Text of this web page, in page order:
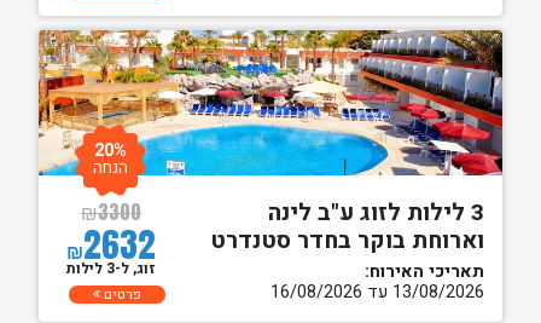
3 לילות לזוג ע"ב לינה
וארוחת בוקר בחדר סטנדרט
תאריכי האירוח:
13/08/2026 עד 16/08/2026
₪3300
₪2632
20%
הנחה
זוג, ל-3 לילות
פרטים